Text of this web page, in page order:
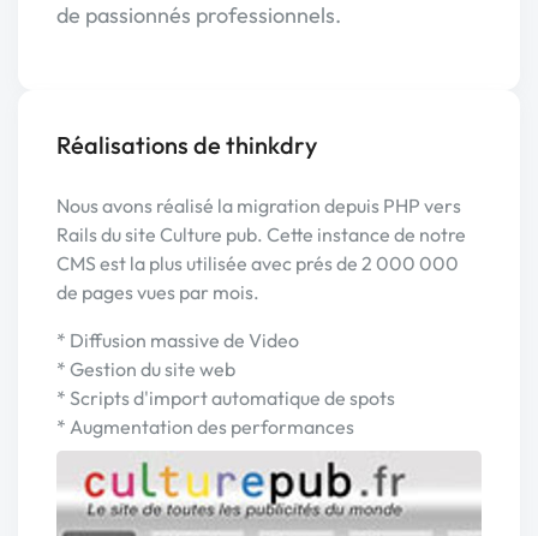
de passionnés professionnels.
Réalisations de thinkdry
Nous avons réalisé la migration depuis PHP vers
Rails du site Culture pub. Cette instance de notre
CMS est la plus utilisée avec prés de 2 000 000
de pages vues par mois.
* Diffusion massive de Video
* Gestion du site web
* Scripts d'import automatique de spots
* Augmentation des performances